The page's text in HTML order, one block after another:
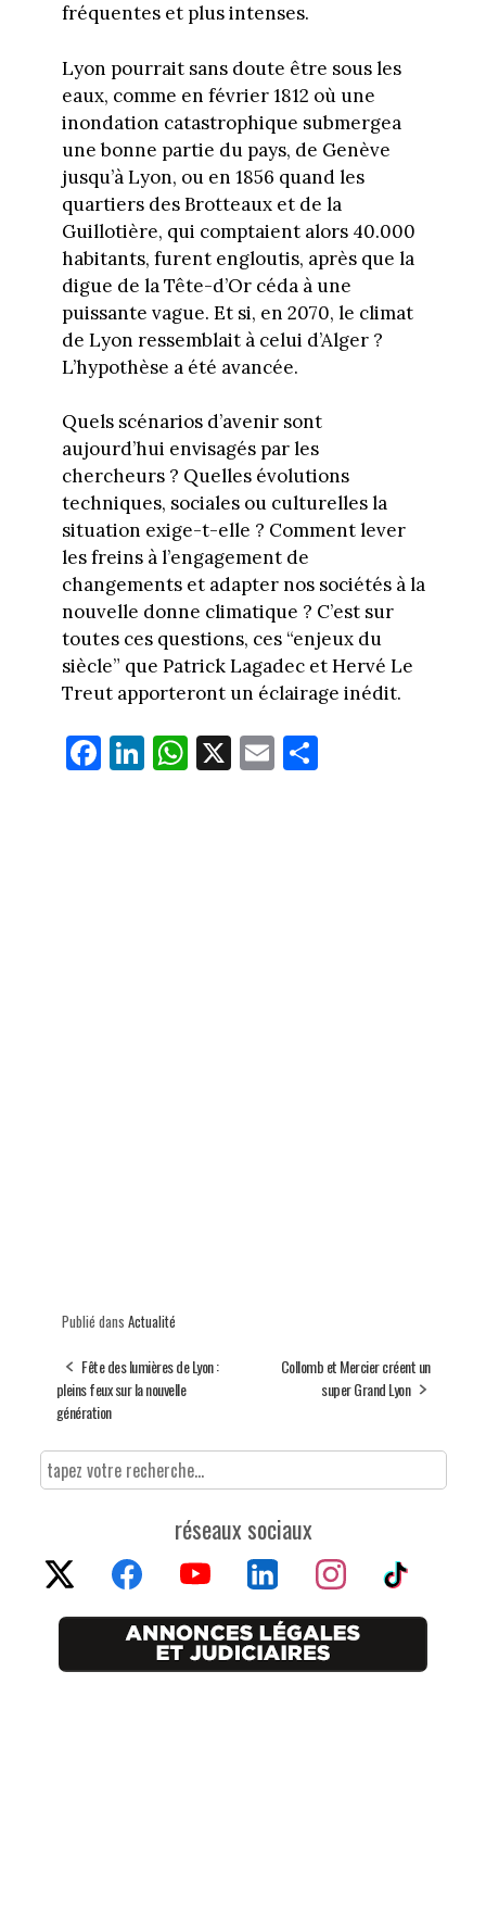
fréquentes et plus intenses.
Lyon pourrait sans doute être sous les
eaux, comme en février 1812 où une
inondation catastrophique submergea
une bonne partie du pays, de Genève
jusqu’à Lyon, ou en 1856 quand les
quartiers des Brotteaux et de la
Guillotière, qui comptaient alors 40.000
habitants, furent engloutis, après que la
digue de la Tête-d’Or céda à une
puissante vague. Et si, en 2070, le climat
de Lyon ressemblait à celui d’Alger ?
L’hypothèse a été avancée.
Quels scénarios d’avenir sont
aujourd’hui envisagés par les
chercheurs ? Quelles évolutions
techniques, sociales ou culturelles la
situation exige-t-elle ? Comment lever
les freins à l’engagement de
changements et adapter nos sociétés à la
nouvelle donne climatique ? C’est sur
toutes ces questions, ces “enjeux du
siècle” que Patrick Lagadec et Hervé Le
Treut apporteront un éclairage inédit.
Fa
ce
Li
nk
W
ha
X E
m
Pa
Publié dans Actualité
Fête des lumières de Lyon :
pleins feux sur la nouvelle
génération
Collomb et Mercier créent un
super Grand Lyon
réseaux sociaux